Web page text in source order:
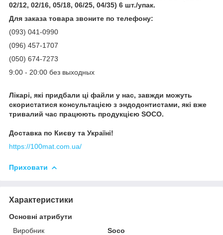
02/12, 02/16, 05/18, 06/25, 04/35) 6 шт./упак.
Для заказа товара звоните по телефону:
(093) 041-0990
(096) 457-1707
(050) 674-7273
9:00 - 20:00 без выходных
Лікарі, які придбали ці файли у нас, завжди можуть
скористатися консультацією з эндодонтистами, які вже
тривалий час працюють продукцією SOCO.
Доставка по Києву та Україні!
https://100mat.com.ua/
Приховати
Характеристики
Основні атрибути
Виробник
Soco